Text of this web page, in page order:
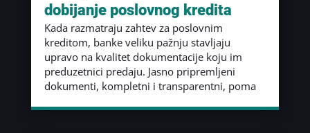
dobijanje poslovnog kredita
Kada razmatraju zahtev za poslovnim
kreditom, banke veliku pažnju stavljaju
upravo na kvalitet dokumentacije koju im
preduzetnici predaju. Jasno pripremljeni
dokumenti, kompletni i transparentni, poma